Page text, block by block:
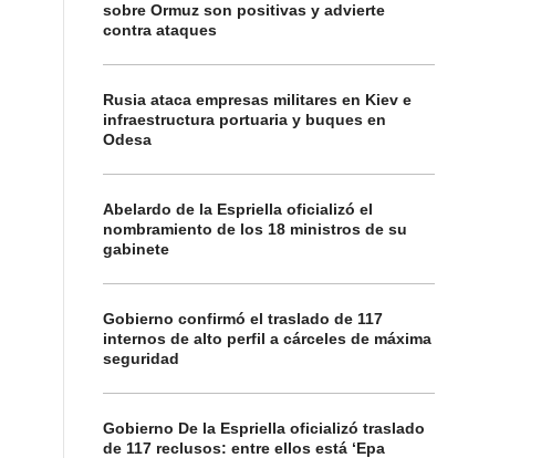
sobre Ormuz son positivas y advierte
contra ataques
Rusia ataca empresas militares en Kiev e
infraestructura portuaria y buques en
Odesa
Abelardo de la Espriella oficializó el
nombramiento de los 18 ministros de su
gabinete
Gobierno confirmó el traslado de 117
internos de alto perfil a cárceles de máxima
seguridad
Gobierno De la Espriella oficializó traslado
de 117 reclusos: entre ellos está ‘Epa